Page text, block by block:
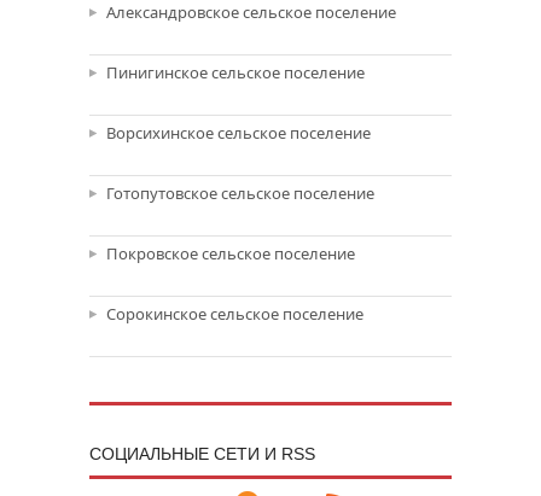
Александровское сельское поселение
Пинигинское сельское поселение
Ворсихинское сельское поселение
Готопутовское сельское поселение
Покровское сельское поселение
Сорокинское сельское поселение
CОЦИАЛЬНЫЕ СЕТИ И RSS